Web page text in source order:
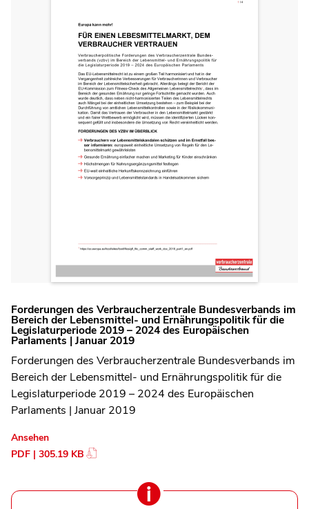
Forderungen des Verbraucherzentrale Bundesverbands im
Bereich der Lebensmittel- und Ernährungspolitik für die
Legislaturperiode 2019 – 2024 des Europäischen
Parlaments | Januar 2019
Forderungen des Verbraucherzentrale Bundesverbands im
Bereich der Lebensmittel- und Ernährungspolitik für die
Legislaturperiode 2019 – 2024 des Europäischen
Parlaments | Januar 2019
Ansehen
PDF | 305.19 KB